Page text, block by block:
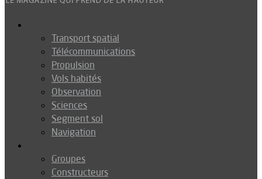
Transport spatial
Télécommunications
Propulsion
Vols habités
Observation
Sciences
Segment sol
Navigation
Groupes
Constructeurs